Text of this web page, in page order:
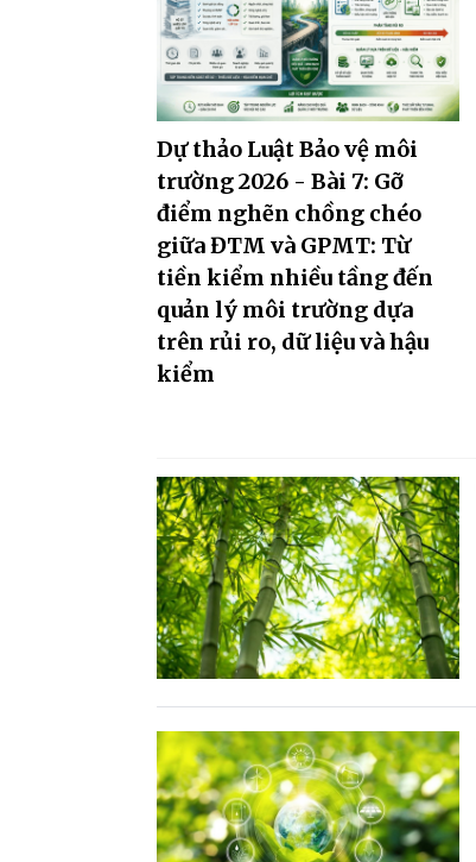
Dự thảo Luật Bảo vệ môi
trường 2026 - Bài 7: Gỡ
điểm nghẽn chồng chéo
giữa ĐTM và GPMT: Từ
tiền kiểm nhiều tầng đến
quản lý môi trường dựa
trên rủi ro, dữ liệu và hậu
kiểm